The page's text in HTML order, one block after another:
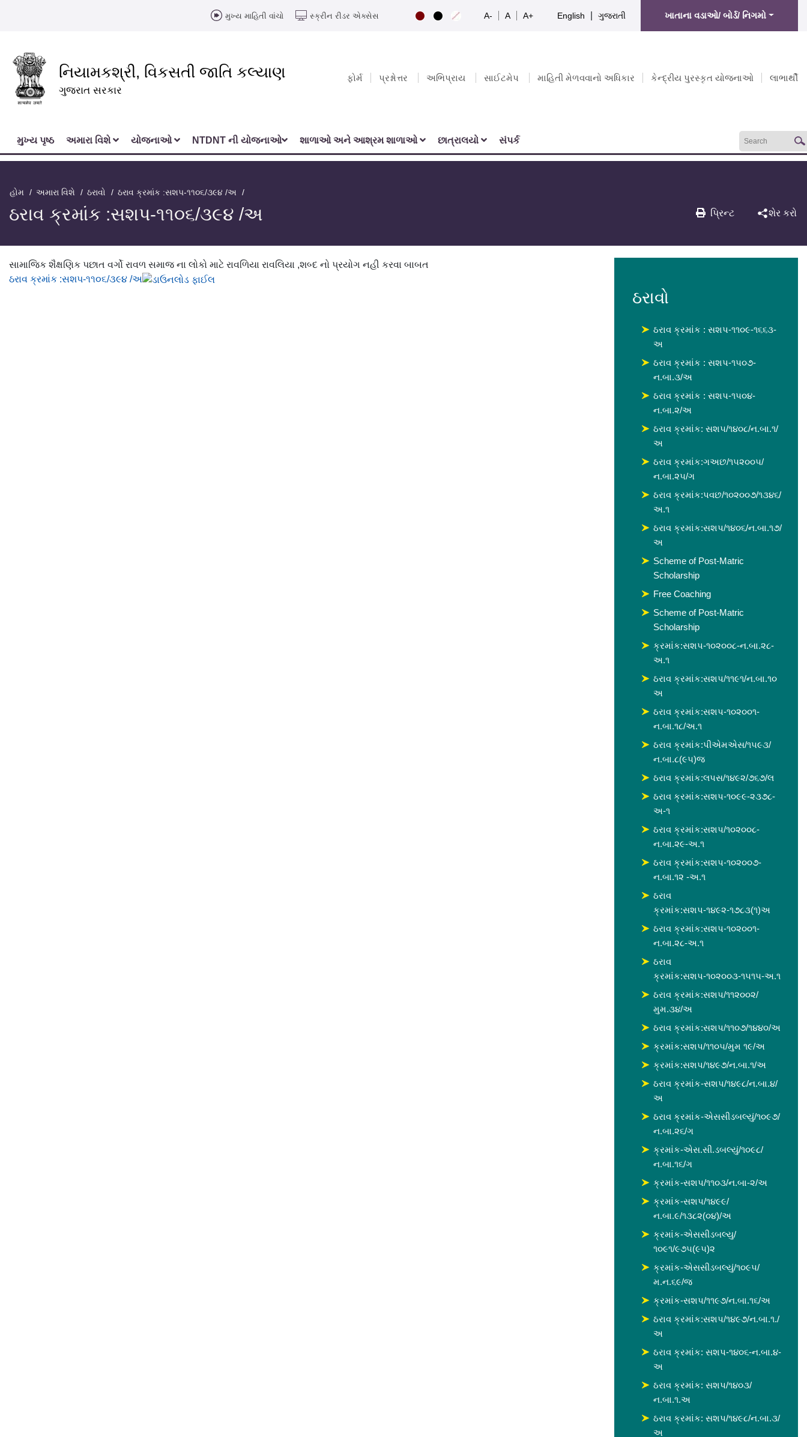
મુખ્ય માહિતી વાંચો સ્ક્રીન રીડર એક્સેસ A- A A+ English ગુજરાતી ખાતાના વડાઓ/ બોર્ડ/ નિગમો
નિયામકશ્રી, વિકસતી જાતિ કલ્યાણ
ગુજરાત સરકાર
ફોર્મ પ્રશ્નોત્તર અભિપ્રાય સાઈટમેપ માહિતી મેળવવાનો અધિકાર કેન્દ્રીય પુરસ્કૃત યોજનાઓ લાભાર્થી
મુખ્‍ય પૃષ્ઠ અમારા વિશે યોજનાઓ NTDNT ની યોજનાઓ શાળાઓ અને આશ્રમ શાળાઓ છાત્રાલયો સંપર્ક
હોમ અમારા વિશે ઠરાવો ઠરાવ ક્રમાંક :સશપ-૧૧૦૬/૩૯૪ /અ
ઠરાવ ક્રમાંક :સશપ-૧૧૦૬/૩૯૪ /અ પ્રિન્ટ શેર કરો
સામાજિક શૈક્ષણિક પછાત વર્ગો રાવળ સમાજ ના લોકો માટે રાવળિયા રાવલિયા ,શબ્દ નો પ્રયોગ નહી કરવા બાબત
ઠરાવ ક્રમાંક :સશપ-૧૧૦૬/૩૯૪ /અ
ઠરાવો
ઠરાવ ક્રમાંક : સશપ-૧૧૦૯-૧૬૬૩-
અ
ઠરાવ ક્રમાંક : સશપ-૧૫૦૭-
ન.બા.૩/અ
ઠરાવ ક્રમાંક : સશપ-૧૫૦૪-
ન.બા.૨/અ
ઠરાવ ક્રમાંક: સશ૫/૧૪૦૮/ન.બા.૧/
અ
ઠરાવ ક્રમાંક:ગઅછ/૧૫૨૦૦૫/
ન.બા.૨૫/ગ
ઠરાવ ક્રમાંક:પવછ/૧૦૨૦૦૭/૧૩૪૬/
અ.૧
ઠરાવ ક્રમાંક:સશપ/૧૪૦૬/ન.બા.૧૭/
અ
Scheme of Post-Matric
Scholarship
Free Coaching
Scheme of Post-Matric
Scholarship
ક્રમાંક:સશપ-૧૦૨૦૦૮-ન.બા.૨૮-
અ.૧
ઠરાવ ક્રમાંક:સશપ/૧૧૯૧/ન.બા.૧૦
અ
ઠરાવ ક્રમાંક:સશપ-૧૦૨૦૦૧-
ન.બા.૧૮/અ.૧
ઠરાવ ક્રમાંક:પીએમએસ/૧૫૯૩/
ન.બા.૮(૯૫)જ
ઠરાવ ક્રમાંક:લપસ/૧૪૯૨/૭૬૭/લ
ઠરાવ ક્રમાંક:સશપ-૧૦૯૯-૨૩૭૮-
અ-૧
ઠરાવ ક્રમાંક:સશપ/૧૦૨૦૦૮-
ન.બા.૨૯-અ.૧
ઠરાવ ક્રમાંક:સશપ-૧૦૨૦૦૭-
ન.બા.૧૨ -અ.૧
ઠરાવ
ક્રમાંક:સશપ-૧૪૯૨-૧૭૮૩(૧)અ
ઠરાવ ક્રમાંક:સશપ-૧૦૨૦૦૧-
ન.બા.૨૮-અ.૧
ઠરાવ
ક્રમાંક:સશપ-૧૦૨૦૦૩-૧૫૧૫-અ.૧
ઠરાવ ક્રમાંક:સશપ/૧૧૨૦૦૨/
મુમ.૩૪/અ
ઠરાવ ક્રમાંક:સશપ/૧૧૦૭/૧૪૪૦/અ
ક્રમાંક:સશપ/૧૧૦૫/મુમ ૧૯/અ
ક્રમાંક:સશપ/૧૪૯૭/ન.બા.૧/અ
ઠરાવ ક્રમાંક-સશપ/૧૪૯૮/ન.બા.૪/
અ
ઠરાવ ક્રમાંક-એસસીડબલ્યું/૧૦૯૭/
ન.બા.૨૬/ગ
ક્રમાંક-એસ.સી.ડબલ્યું/૧૦૯૮/
ન.બા.૧૬/ગ
ક્રમાંક-સશપ/૧૧૦૩/ન.બા-૨/અ
ક્રમાંક-સશપ/૧૪૯૯/
ન.બા.૯/૧૩૮૨(૦૪)/અ
ક્રમાંક-એસસીડબલ્યુ/
૧૦૯૧/૯૭૫(૯૫)૨
ક્રમાંક-એસસીડબલ્યું/૧૦૯૫/
મ.ન.૬૯/જ
ક્રમાંક-સશપ/૧૧૯૭/ન.બા.૧૬/અ
ઠરાવ ક્રમાંક:સશપ/૧૪૯૭/ન.બા.૧./
અ
ઠરાવ ક્રમાંક: સશપ-૧૪૦૬-ન.બા.૪-
અ
ઠરાવ ક્રમાંક: સશપ/૧૪૦૩/
ન.બા.૧.અ
ઠરાવ ક્રમાંક: સશપ/૧૪૯૮/ન.બા.૩/
અ